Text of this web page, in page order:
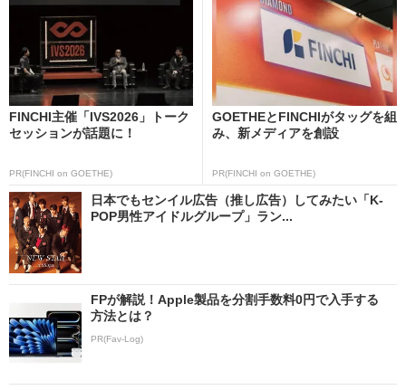
FINCHI主催「IVS2026」トーク
セッションが話題に！
PR(FINCHI on GOETHE)
GOETHEとFINCHIがタッグを組
み、新メディアを創設
PR(FINCHI on GOETHE)
日本でもセンイル広告（推し広告）してみたい「K-
POP男性アイドルグループ」ラン...
FPが解説！Apple製品を分割手数料0円で入手する
方法とは？
PR(Fav-Log)